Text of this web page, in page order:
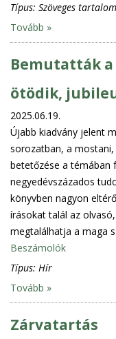
Típus: Szöveges tartalom
Tovább »
Bemutatták a
ötödik,
2025.06.19.
Újabb kiadvány jelent
sorozatban, a
betetőzése a
negyedévszázados
könyvben nagyon
írásokat talál az
megtalálhatja a maga
Beszámolók
Típus: Hír
Tovább »
Zárvatartás